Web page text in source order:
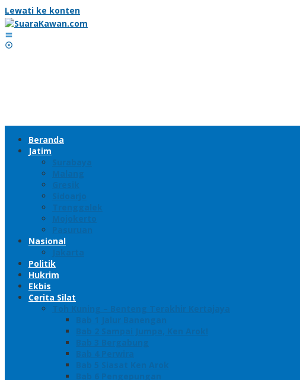
Lewati ke konten
Beranda
Jatim
Surabaya
Malang
Gresik
Sidoarjo
Trenggalek
Mojokerto
Pasuruan
Nasional
Jakarta
Politik
Hukrim
Ekbis
Cerita Silat
Toh Kuning – Benteng Terakhir Kertajaya
Bab 1 Jalur Banengan
Bab 2 Sampai Jumpa, Ken Arok!
Bab 3 Bergabung
Bab 4 Perwira
Bab 5 Siasat Ken Arok
Bab 6 Pengepungan